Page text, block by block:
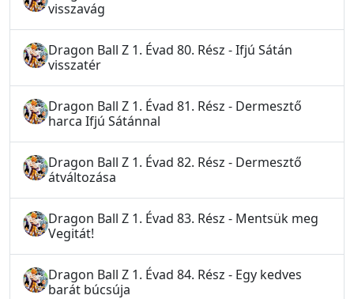
visszavág
Dragon Ball Z 1. Évad 80. Rész - Ifjú Sátán
visszatér
Dragon Ball Z 1. Évad 81. Rész - Dermesztő
harca Ifjú Sátánnal
Dragon Ball Z 1. Évad 82. Rész - Dermesztő
átváltozása
Dragon Ball Z 1. Évad 83. Rész - Mentsük meg
Vegitát!
Dragon Ball Z 1. Évad 84. Rész - Egy kedves
barát búcsúja